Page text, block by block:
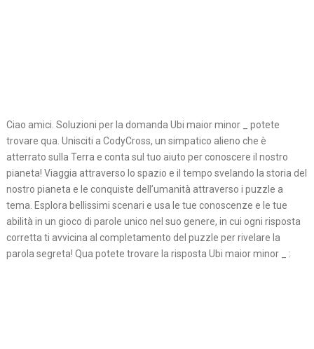
Ciao amici. Soluzioni per la domanda Ubi maior minor _ potete
trovare qua. Unisciti a CodyCross, un simpatico alieno che è
atterrato sulla Terra e conta sul tuo aiuto per conoscere il nostro
pianeta! Viaggia attraverso lo spazio e il tempo svelando la storia del
nostro pianeta e le conquiste dell’umanità attraverso i puzzle a
tema. Esplora bellissimi scenari e usa le tue conoscenze e le tue
abilità in un gioco di parole unico nel suo genere, in cui ogni risposta
corretta ti avvicina al completamento del puzzle per rivelare la
parola segreta! Qua potete trovare la risposta Ubi maior minor _ :